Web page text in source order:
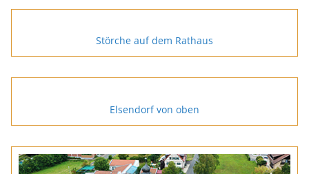
Störche auf dem Rathaus
Elsendorf von oben